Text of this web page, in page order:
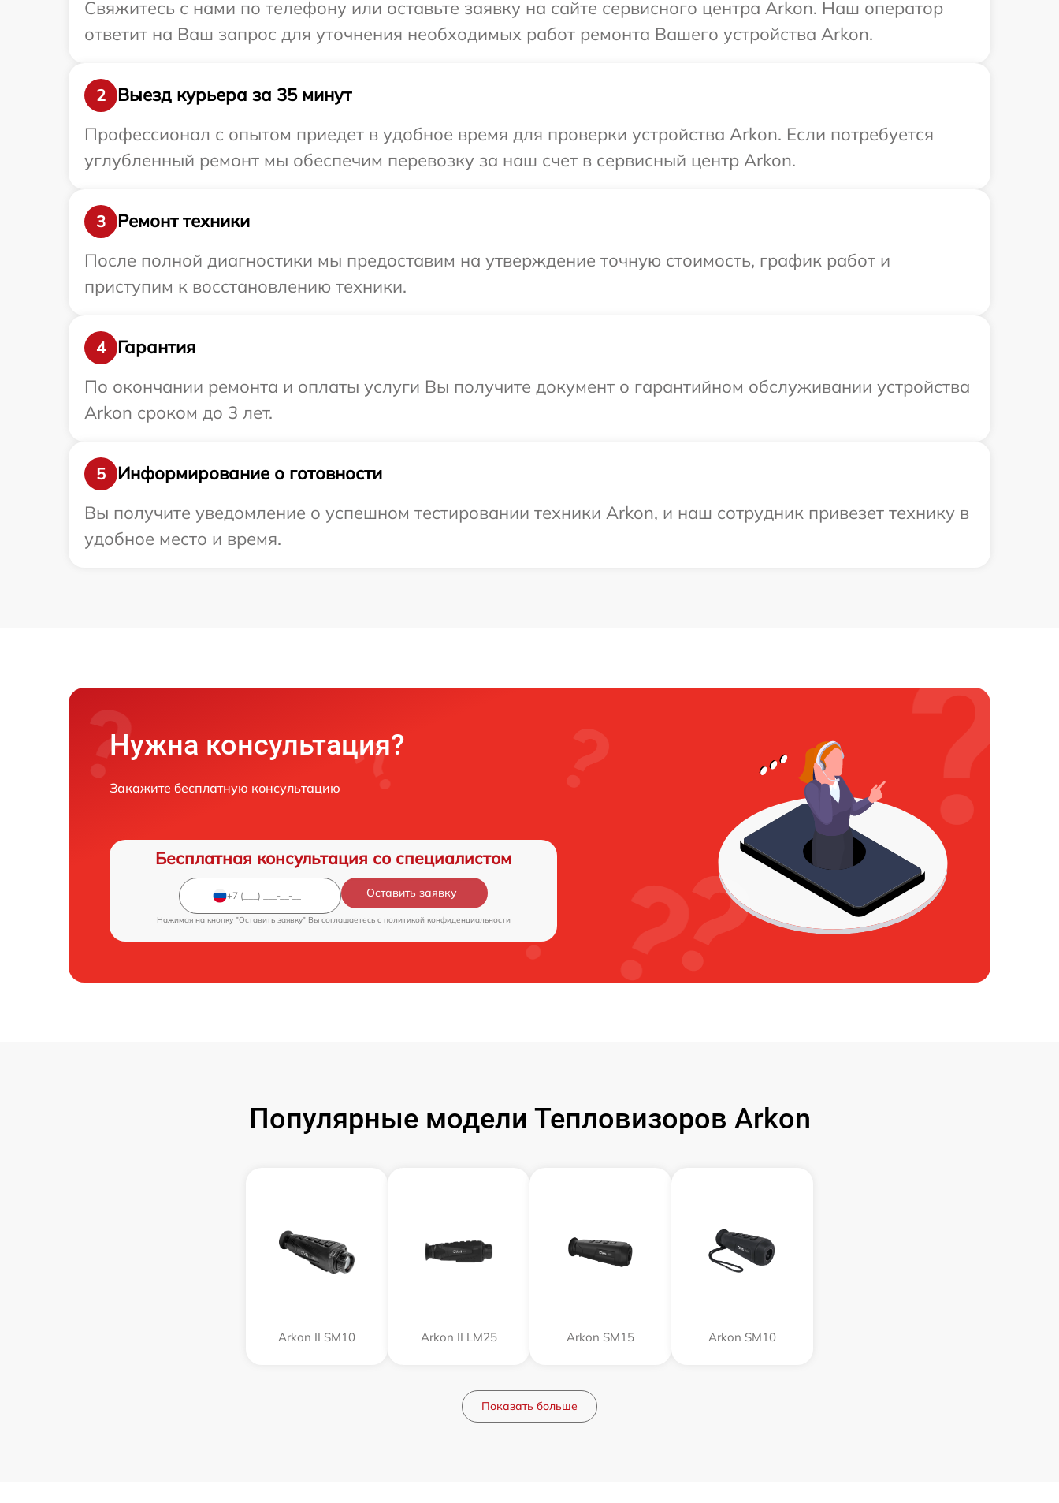
Свяжитесь с нами по телефону или оставьте заявку на сайте сервисного центра Arkon. Наш оператор
ответит на Ваш запрос для уточнения необходимых работ ремонта Вашего устройства Arkon.
2
Выезд курьера за 35 минут
Профессионал с опытом приедет в удобное время для проверки устройства Arkon. Если потребуется
углубленный ремонт мы обеспечим перевозку за наш счет в сервисный центр Arkon.
3
Ремонт техники
После полной диагностики мы предоставим на утверждение точную стоимость, график работ и
приступим к восстановлению техники.
4
Гарантия
По окончании ремонта и оплаты услуги Вы получите документ о гарантийном обслуживании устройства
Arkon сроком до 3 лет.
5
Информирование о готовности
Вы получите уведомление о успешном тестировании техники Arkon, и наш сотрудник привезет технику в
удобное место и время.
Нужна консультация?
Закажите бесплатную консультацию
Бесплатная консультация со специалистом
Оставить заявку
Нажимая на кнопку "Оставить заявку" Вы соглашаетесь c политикой конфиденциальности
Популярные модели Тепловизоров Arkon
Arkon II SM10 Arkon II LM25 Arkon SM15 Arkon SM10
Показать больше